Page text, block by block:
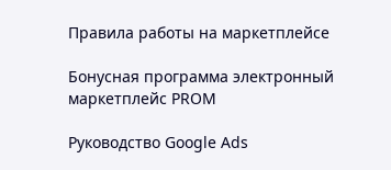
Правила работы на маркетплейсе
Бонусная программа электронный
маркетплейс PROM
Руководство Google Ads